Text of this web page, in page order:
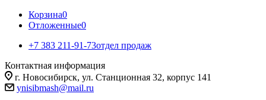
Корзина0
Отложенные0
+7 383 211-91-73отдел продаж
Контактная информация
г. Новосибирск, ул. Станционная 32, корпус 141
ynisibmash@mail.ru